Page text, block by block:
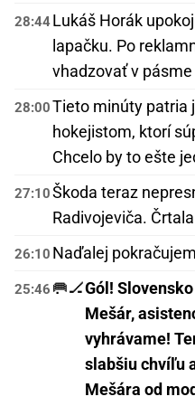
28:44Lukáš Horák
lapačku. Po
vhadzovať v pásme
28:00Tieto minúty patria
hokejistom, ktorí
Chcelo by to ešte
27:10Škoda teraz
Radivojeviča.
26:10 Naďalej
25:46 🥅🏒Gól!
Mešár,
vyhrávame!
slabšiu chvíľu
Mešára od